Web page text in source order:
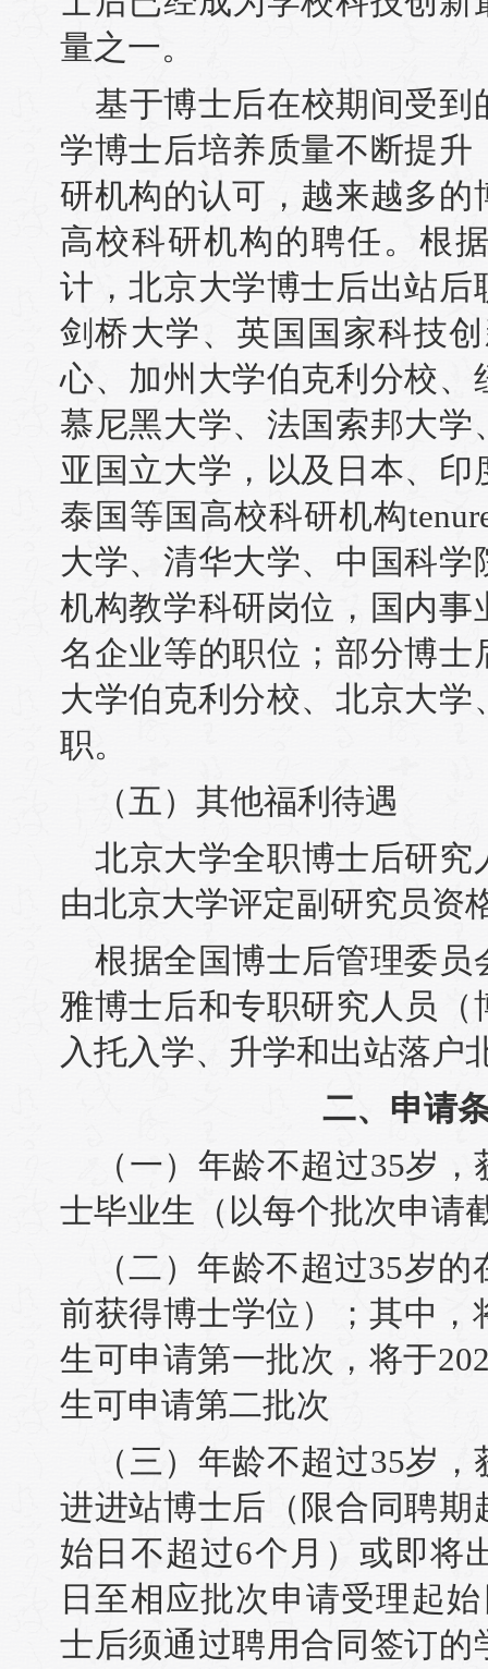
量之一。
基于博士后在校期间受
学博士后培养质量不断提
研机构的认可，越来越多
高校科研机构的聘任。根
计，北京大学博士后出站
剑桥大学、英国国家科技
心、加州大学伯克利分校
慕尼黑大学、法国索邦大
亚国立大学，以及日本、
泰国等国高校科研机构
大学、清华大学、中国科
机构教学科研岗位，国内
名企业等的职位；部分博
大学伯克利分校、北京大
职。
（五）其他福利待遇
北京大学全职博士后研
由北京大学评定副研究员资
根据全国博士后管理委
雅博士后和专职研究人员
入托入学、升学和出站落户
二、申请
（一）年龄不超过35岁
士毕业生（以每个批次申请
（二）年龄不超过35岁
前获得博士学位）；其中，
生可申请第一批次，将于
生可申请第二批次
（三）年龄不超过35岁
进进站博士后（限合同聘
始日不超过6个月）或即将
日至相应批次申请受理起
士后须通过聘用合同签订